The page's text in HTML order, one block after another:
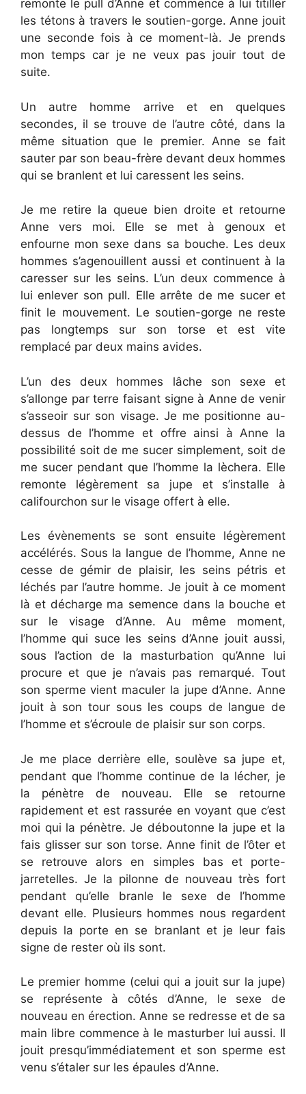
remonte le pull d’Anne et commence à lui titiller
les tétons à travers le soutien-gorge. Anne jouit
une seconde fois à ce moment-là. Je prends
mon temps car je ne veux pas jouir tout de
suite.
Un autre homme arrive et en quelques
secondes, il se trouve de l’autre côté, dans la
même situation que le premier. Anne se fait
sauter par son beau-frère devant deux hommes
qui se branlent et lui caressent les seins.
Je me retire la queue bien droite et retourne
Anne vers moi. Elle se met à genoux et
enfourne mon sexe dans sa bouche. Les deux
hommes s’agenouillent aussi et continuent à la
caresser sur les seins. L’un deux commence à
lui enlever son pull. Elle arrête de me sucer et
finit le mouvement. Le soutien-gorge ne reste
pas longtemps sur son torse et est vite
remplacé par deux mains avides.
L’un des deux hommes lâche son sexe et
s’allonge par terre faisant signe à Anne de venir
s’asseoir sur son visage. Je me positionne au-
dessus de l’homme et offre ainsi à Anne la
possibilité soit de me sucer simplement, soit de
me sucer pendant que l’homme la lèchera. Elle
remonte légèrement sa jupe et s’installe à
califourchon sur le visage offert à elle.
Les évènements se sont ensuite légèrement
accélérés. Sous la langue de l’homme, Anne ne
cesse de gémir de plaisir, les seins pétris et
léchés par l’autre homme. Je jouit à ce moment
là et décharge ma semence dans la bouche et
sur le visage d’Anne. Au même moment,
l’homme qui suce les seins d’Anne jouit aussi,
sous l’action de la masturbation qu’Anne lui
procure et que je n’avais pas remarqué. Tout
son sperme vient maculer la jupe d’Anne. Anne
jouit à son tour sous les coups de langue de
l’homme et s’écroule de plaisir sur son corps.
Je me place derrière elle, soulève sa jupe et,
pendant que l’homme continue de la lécher, je
la pénètre de nouveau. Elle se retourne
rapidement et est rassurée en voyant que c’est
moi qui la pénètre. Je déboutonne la jupe et la
fais glisser sur son torse. Anne finit de l’ôter et
se retrouve alors en simples bas et porte-
jarretelles. Je la pilonne de nouveau très fort
pendant qu’elle branle le sexe de l’homme
devant elle. Plusieurs hommes nous regardent
depuis la porte en se branlant et je leur fais
signe de rester où ils sont.
Le premier homme (celui qui a jouit sur la jupe)
se représente à côtés d’Anne, le sexe de
nouveau en érection. Anne se redresse et de sa
main libre commence à le masturber lui aussi. Il
jouit presqu’immédiatement et son sperme est
venu s’étaler sur les épaules d’Anne.